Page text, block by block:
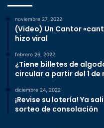
noviembre 27, 2022
(Video) Un Cantor
hizo viral
febrero 26, 2022
¿Tiene billetes de
circular a partir del 1 de
diciembre 24, 2022
¡Revise su lotería! Ya
sorteo de consolación